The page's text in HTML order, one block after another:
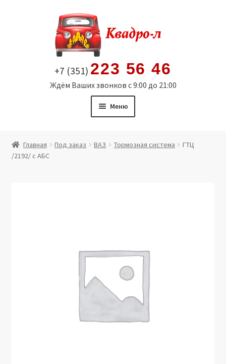
содержимому
+7 (351) 223 56 46
Ждём Ваших звонков с 9:00 до 21:00
Меню
Витрина
Юридические данные
Главная Под заказ ВАЗ Тормозная система
ГТЦ
/2192/ с АБС